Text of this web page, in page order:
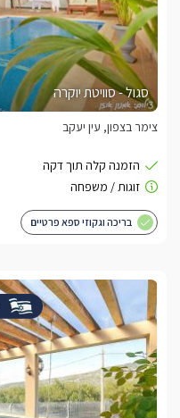
סגול - סוויטת יוקרה
צימר בצפון, עין יעקב
בריכה וגקוזי ספא פרטיים